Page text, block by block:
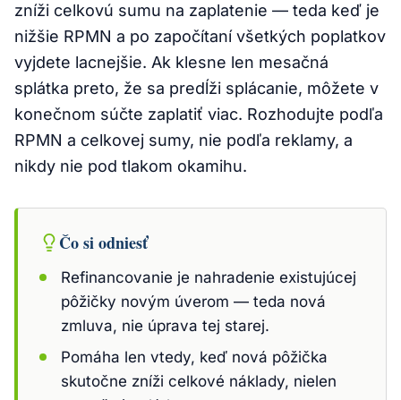
zníži celkovú sumu na zaplatenie — teda keď je
nižšie RPMN a po započítaní všetkých poplatkov
vyjdete lacnejšie. Ak klesne len mesačná
splátka preto, že sa predĺži splácanie, môžete v
konečnom súčte zaplatiť viac. Rozhodujte podľa
RPMN a celkovej sumy, nie podľa reklamy, a
nikdy nie pod tlakom okamihu.
Čo si odniesť
Refinancovanie je nahradenie existujúcej
pôžičky novým úverom — teda nová
zmluva, nie úprava tej starej.
Pomáha len vtedy, keď nová pôžička
skutočne zníži celkové náklady, nielen